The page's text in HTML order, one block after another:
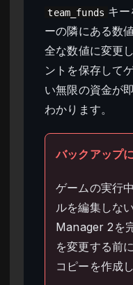
team_funds キ
ーの隣にある数
全な数値に変更
ントを保存して
い無限の資金が
わかります。
バックアップ
ゲームの実行
ルを編集しな
Manager 2を
を変更する前
コピーを作成